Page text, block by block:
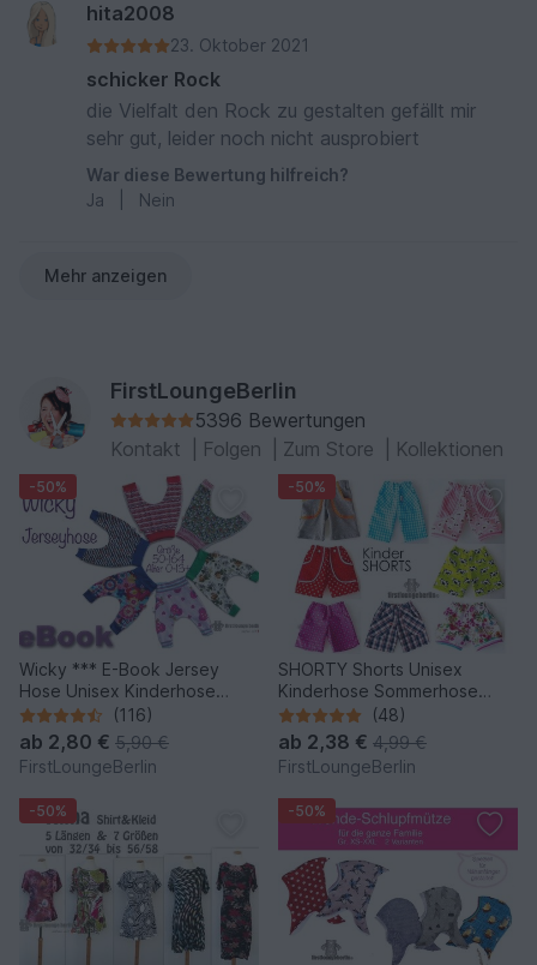
hita2008
23. Oktober 2021
schicker Rock
die Vielfalt den Rock zu gestalten gefällt mir
sehr gut, leider noch nicht ausprobiert
War diese Bewertung hilfreich?
Ja
Nein
Mehr anzeigen
FirstLoungeBerlin
5396 Bewertungen
Kontakt
Folgen Zum Store Kollektionen
-50%
Wicky *** E-Book Jersey
Hose Unisex Kinderhose
Pumphose Größe 50-164
Nähanleitung mit
Schnittmuster von
firstloungeberlin
(116)
ab 2,80 € 5,90 €
FirstLoungeBerlin
-50%
SHORTY Shorts Unisex
Kinderhose Sommerhose
Hose in 9 Größen 50/56 bis
146/152 Nähen &
Schnittmuster -
firstloungeberlin
(48)
ab 2,38 € 4,99 €
FirstLoungeBerlin
-50% -50%